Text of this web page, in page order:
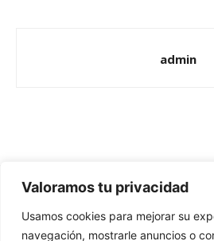
Valoramos tu privacidad
Usamos cookies para mejorar su
navegación, mostrarle anuncios o
admin
Redes Cristianas
Una mirada alternativa sobre la Iglesia
- Colectivos de Redes Cristianas